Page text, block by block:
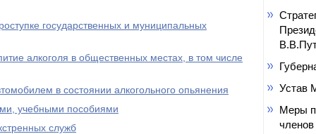
государственных и муниципальных
алкоголя в общественных местах, в том числе
в состоянии алкогольного опьянения
учебными пособиями
служб
Устав
Меры